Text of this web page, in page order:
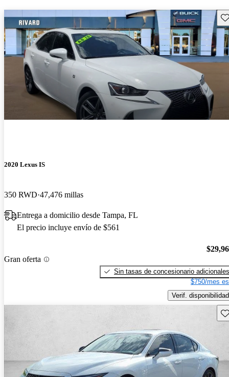
2020 Lexus IS
350 RWD 47,476 millas
Entrega a domicilio desde Tampa, FL
El precio incluye envío de $561
Gran oferta
Sin tasas de concesionario adicionales
$750/mes
Verif. disponibilidad